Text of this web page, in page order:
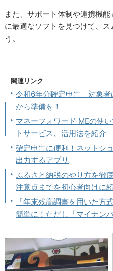
また、サポート体制や連携機
に最適なソフトを見つけて、
う。
関連リンク
令和6年分確定申告 対象
から準備を！
マネーフォワード MEの使
トサービス、活用法を紹介
確定申告に便利！ネットシ
出力するアプリ
ふるさと納税のやり方を徹
注意点までを初心者向けに
「年末残高調書を用いた方
簡単に！ただし「マイナン